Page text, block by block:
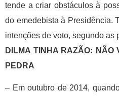
tende a criar obstáculos à
do emedebista à Presidência.
intenções de voto, segundo as
DILMA TINHA RAZÃO: NÃO
PEDRA
– Em outubro de 2014,